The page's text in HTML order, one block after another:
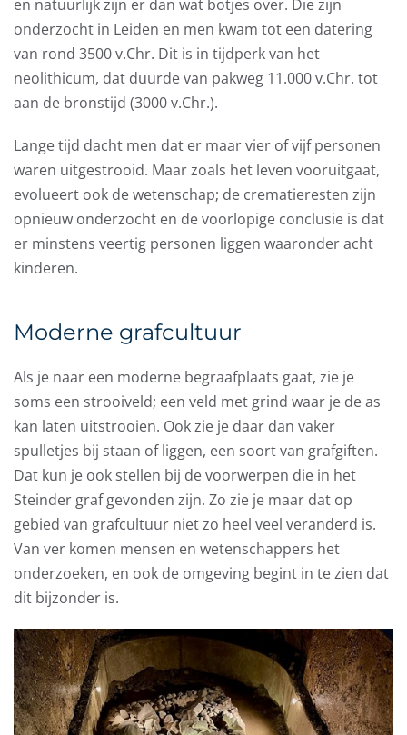
en natuurlijk zijn er dan wat botjes over. Die zijn
onderzocht in Leiden en men kwam tot een datering
van rond 3500 v.Chr. Dit is in tijdperk van het
neolithicum, dat duurde van pakweg 11.000 v.Chr. tot
aan de bronstijd (3000 v.Chr.).
Lange tijd dacht men dat er maar vier of vijf personen
waren uitgestrooid. Maar zoals het leven vooruitgaat,
evolueert ook de wetenschap; de crematieresten zijn
opnieuw onderzocht en de voorlopige conclusie is dat
er minstens veertig personen liggen waaronder acht
kinderen.
Moderne grafcultuur
Als je naar een moderne begraafplaats gaat, zie je
soms een strooiveld; een veld met grind waar je de as
kan laten uitstrooien. Ook zie je daar dan vaker
spulletjes bij staan of liggen, een soort van grafgiften.
Dat kun je ook stellen bij de voorwerpen die in het
Steinder graf gevonden zijn. Zo zie je maar dat op
gebied van grafcultuur niet zo heel veel veranderd is.
Van ver komen mensen en wetenschappers het
onderzoeken, en ook de omgeving begint in te zien dat
dit bijzonder is.